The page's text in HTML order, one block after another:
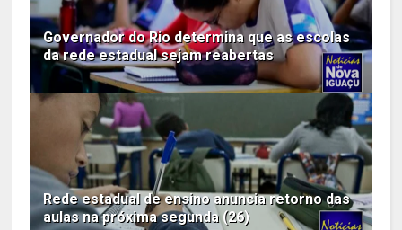
Governador do Rio determina que as escolas
da rede estadual sejam reabertas
Rede estadual de ensino anuncia retorno das
aulas na próxima segunda (26)